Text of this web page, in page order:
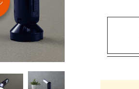
キャラクター雑貨
すべてのカテゴリ